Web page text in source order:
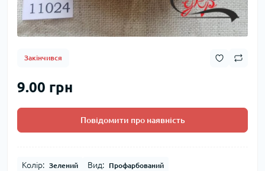
Закінчився
9.00 грн
Повідомити про наявність
Колір: Зелений Вид: Профарбований